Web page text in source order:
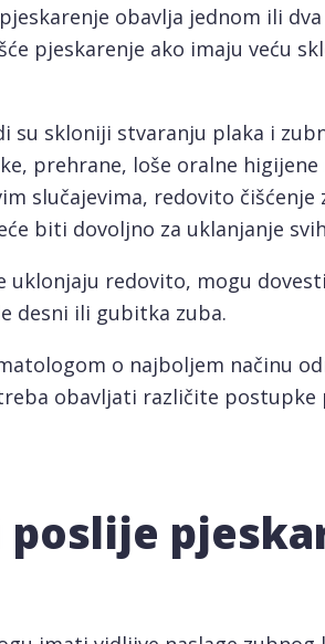
obavlja jednom ili
pjeskarenje ako imaju veću
su skloniji stvaranju plaka i
prehrane, loše oralne
slučajevima, redovito čišćenje
biti dovoljno za uklanjanje
uklonjaju redovito, mogu
desni ili gubitka zuba.
o najboljem načinu
obavljati različite postupke
poslije